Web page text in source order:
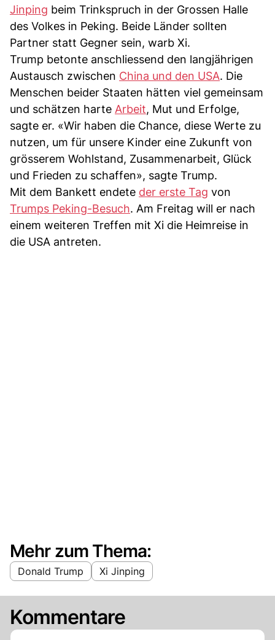
Jinping beim Trinkspruch in der Grossen Halle
des Volkes in Peking. Beide Länder sollten
Partner statt Gegner sein, warb Xi.
Trump betonte anschliessend den langjährigen
Austausch zwischen China und den USA. Die
Menschen beider Staaten hätten viel gemeinsam
und schätzen harte Arbeit, Mut und Erfolge,
sagte er. «Wir haben die Chance, diese Werte zu
nutzen, um für unsere Kinder eine Zukunft von
grösserem Wohlstand, Zusammenarbeit, Glück
und Frieden zu schaffen», sagte Trump.
Mit dem Bankett endete der erste Tag von
Trumps Peking-Besuch. Am Freitag will er nach
einem weiteren Treffen mit Xi die Heimreise in
die USA antreten.
Mehr zum Thema:
Donald Trump Xi Jinping
Kommentare